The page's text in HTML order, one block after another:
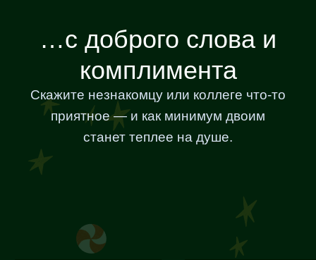
…с доброго слова и
комплимента
Скажите незнакомцу или коллеге что-то
приятное — и как минимум двоим
станет теплее на душе.